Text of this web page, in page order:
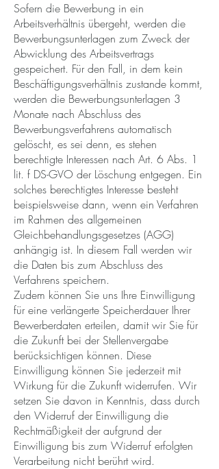
Sofern die Bewerbung in ein
Arbeitsverhältnis übergeht, werden die
Bewerbungsunterlagen zum Zweck der
Abwicklung des Arbeitsvertrags
gespeichert. Für den Fall, in dem kein
Beschäftigungsverhältnis zustande kommt,
werden die Bewerbungsunterlagen 3
Monate nach Abschluss des
Bewerbungsverfahrens automatisch
gelöscht, es sei denn, es stehen
berechtigte Interessen nach Art. 6 Abs. 1
lit. f DS-GVO der Löschung entgegen. Ein
solches berechtigtes Interesse besteht
beispielsweise dann, wenn ein Verfahren
im Rahmen des allgemeinen
Gleichbehandlungsgesetzes (AGG)
anhängig ist. In diesem Fall werden wir
die Daten bis zum Abschluss des
Verfahrens speichern.
Zudem können Sie uns Ihre Einwilligung
für eine verlängerte Speicherdauer Ihrer
Bewerberdaten erteilen, damit wir Sie für
die Zukunft bei der Stellenvergabe
berücksichtigen können. Diese
Einwilligung können Sie jederzeit mit
Wirkung für die Zukunft widerrufen. Wir
setzen Sie davon in Kenntnis, dass durch
den Widerruf der Einwilligung die
Rechtmäßigkeit der aufgrund der
Einwilligung bis zum Widerruf erfolgten
Verarbeitung nicht berührt wird.